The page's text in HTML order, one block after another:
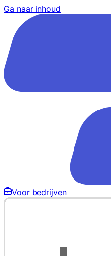
Ga naar inhoud
Voor bedrijven